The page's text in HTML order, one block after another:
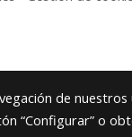
de nuestros
“Configurar” o